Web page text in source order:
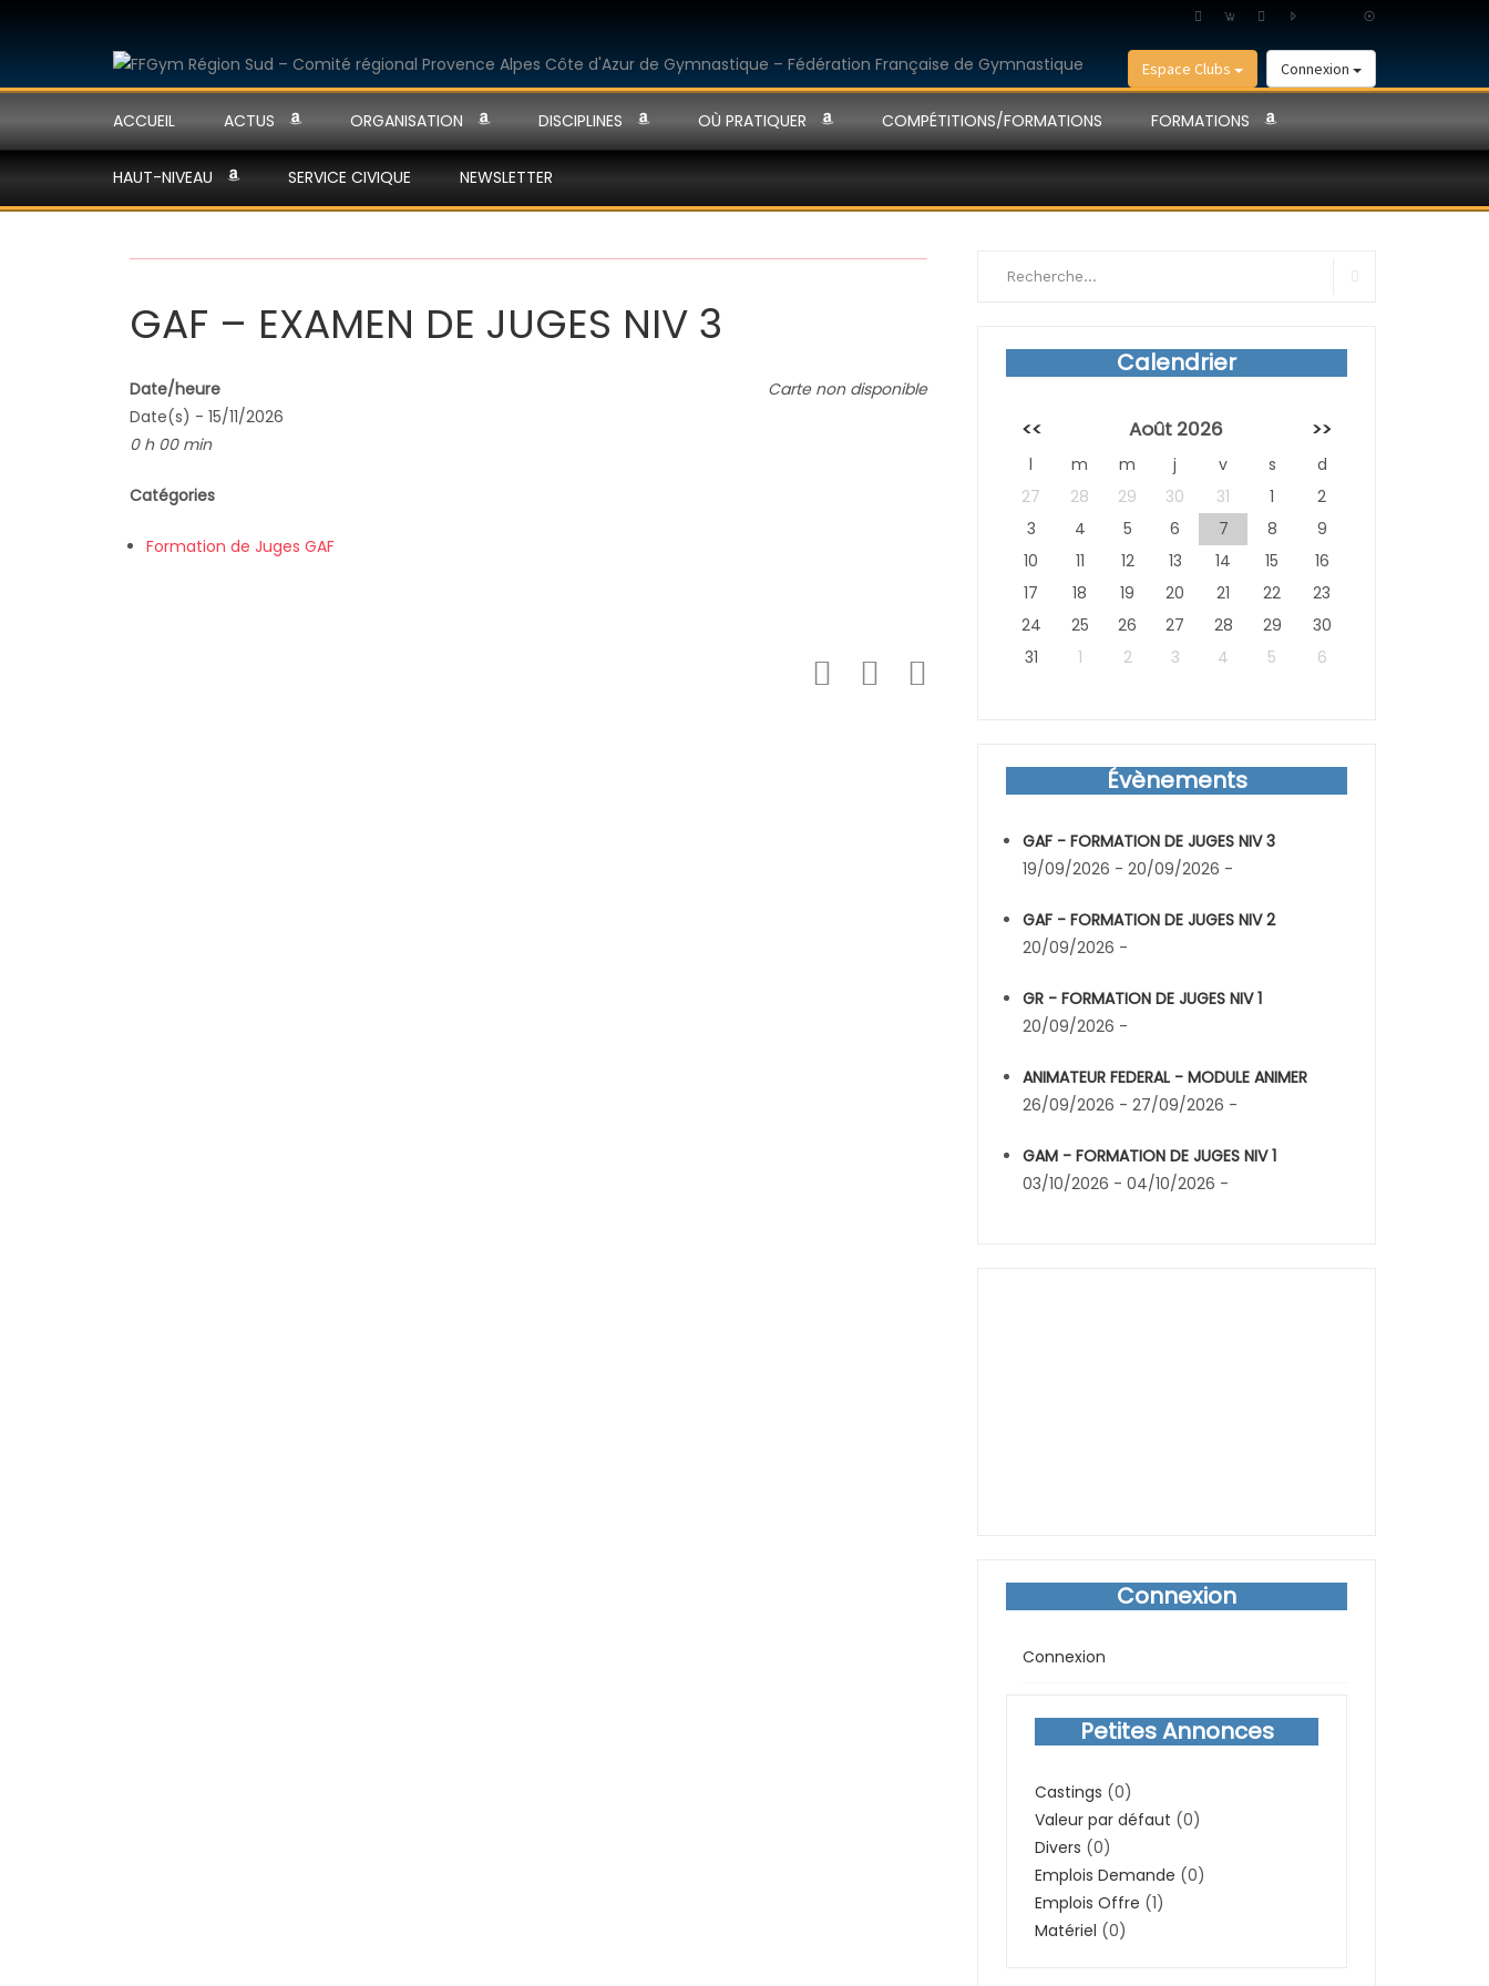
Connexion
Espace Clubs
ACCUEIL ACTUS ORGANISATION DISCIPLINES OÙ PRATIQUER COMPÉTITIONS/FORMATIONS FORMATIONS
HAUT-NIVEAU SERVICE CIVIQUE NEWSLETTER
GAF – EXAMEN DE JUGES NIV 3
Carte non disponible
Date/heure
Date(s) - 15/11/2026
0 h 00 min
Catégories
Formation de Juges GAF
Calendrier
<< Août 2026 >>
l m m j v s
d
27
28 29 30 31 1
2
3
4 5 6 7 8
9
10
11 12 13 14 15
16
17
18 19 20 21 22
23
24
25 26 27 28 29
30
31
1 2 3 4 5 6
Évènements
GAF - FORMATION DE JUGES NIV 3
19/09/2026 - 20/09/2026 -
GAF - FORMATION DE JUGES NIV 2
20/09/2026 -
GR - FORMATION DE JUGES NIV 1
20/09/2026 -
ANIMATEUR FEDERAL - MODULE ANIMER
26/09/2026 - 27/09/2026 -
GAM - FORMATION DE JUGES NIV 1
03/10/2026 - 04/10/2026 -
Connexion
Connexion
Petites Annonces
Castings (0)
Valeur par défaut (0)
Divers (0)
Emplois Demande (0)
Emplois Offre (1)
Matériel (0)